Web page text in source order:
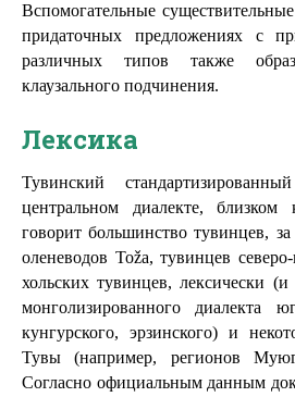
Вспомогательные
придаточных предложениях с
различных типов также
клаузального подчинения.
Лексика
Тувинский
центральном диалекте,
говорит большинство тувинцев,
оленеводов Toža, тувинцев
хольских тувинцев, лексически
монголизированного диалекта
кунгурского, эрзинского) и
Тувы (например, регионов
Согласно официальным данным